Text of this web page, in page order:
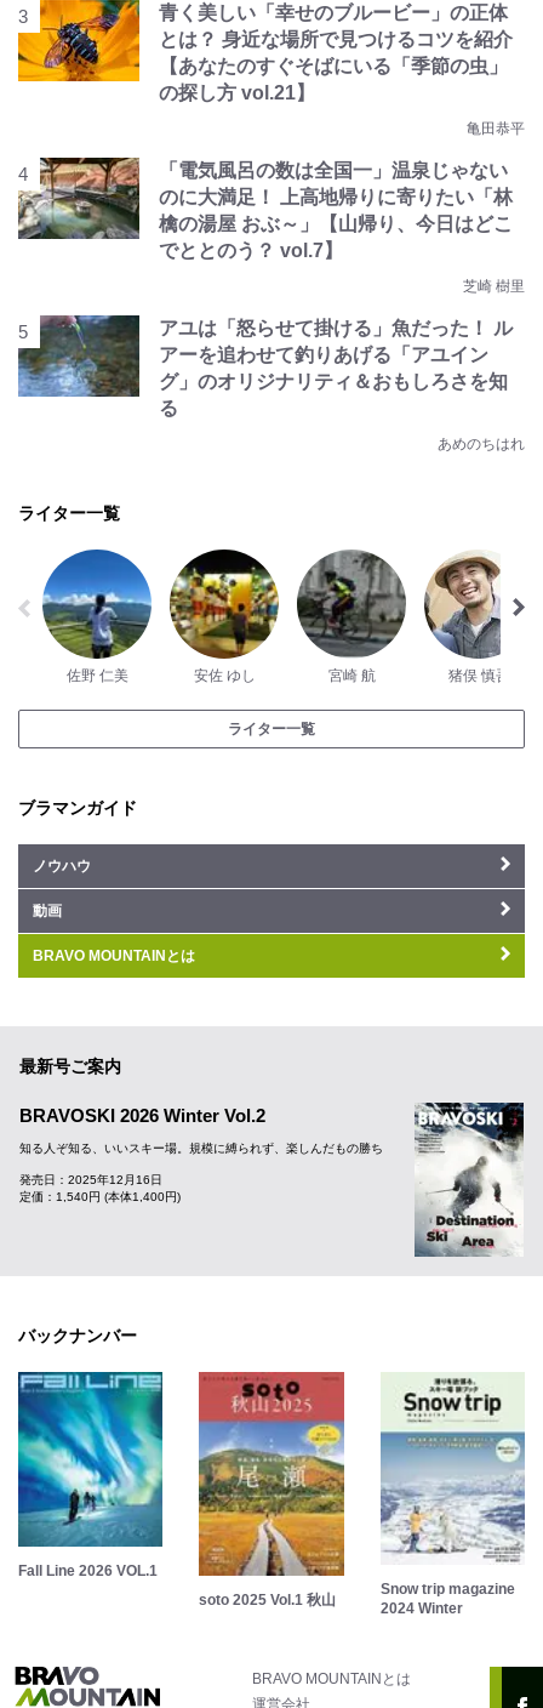
青く美しい「幸せのブルービー」の正体
とは？ 身近な場所で見つけるコツを紹介
【あなたのすぐそばにいる「季節の虫」
の探し方 vol.21】
亀田恭平
「電気風呂の数は全国一」温泉じゃない
のに大満足！ 上高地帰りに寄りたい「林
檎の湯屋 おぶ～」【山帰り、今日はどこ
でととのう？ vol.7】
芝崎 樹里
アユは「怒らせて掛ける」魚だった！ ル
アーを追わせて釣りあげる「アユイン
グ」のオリジナリティ＆おもしろさを知
る
あめのちはれ
ライター一覧
佐野 仁美 安佐 ゆし 宮崎 航 猪俣 慎吾
ライター一覧
ブラマンガイド
ノウハウ
動画
BRAVO MOUNTAINとは
最新号ご案内
BRAVOSKI 2026 Winter Vol.2
知る人ぞ知る、いいスキー場。規模に縛られず、楽しんだもの勝ち
発売日：2025年12月16日
定価：1,540円 (本体1,400円)
バックナンバー
Fall Line 2026 VOL.1
soto 2025 Vol.1 秋山
Snow trip magazine
2024 Winter
BRAVO MOUNTAINとは
運営会社